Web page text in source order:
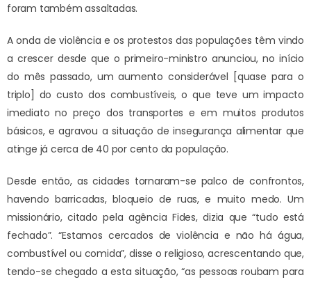
foram também assaltadas.
A onda de violência e os protestos das populações têm vindo
a crescer desde que o primeiro-ministro anunciou, no início
do mês passado, um aumento considerável [quase para o
triplo] do custo dos combustíveis, o que teve um impacto
imediato no preço dos transportes e em muitos produtos
básicos, e agravou a situação de insegurança alimentar que
atinge já cerca de 40 por cento da população.
Desde então, as cidades tornaram-se palco de confrontos,
havendo barricadas, bloqueio de ruas, e muito medo. Um
missionário, citado pela agência Fides, dizia que “tudo está
fechado”. “Estamos cercados de violência e não há água,
combustível ou comida”, disse o religioso, acrescentando que,
tendo-se chegado a esta situação, “as pessoas roubam para